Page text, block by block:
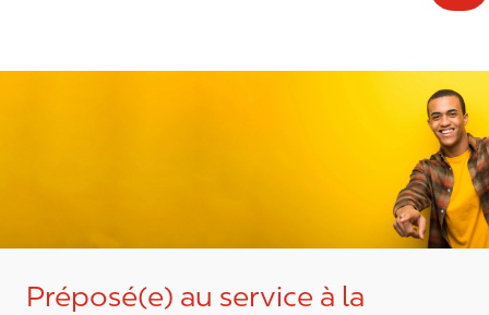
Préposé(e) au service à la